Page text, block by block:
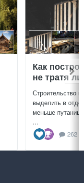
Как
не тратя
Строительство
выделить в
меньше
...
262